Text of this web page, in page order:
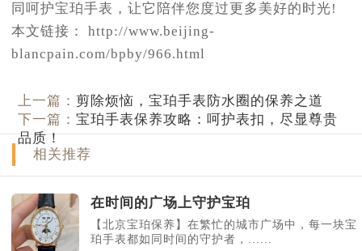
同呵护宝珀手表，让它陪伴您度过更多美好的时光!
本文链接： http://www.beijing-
blancpain.com/bpby/966.html
上一篇： 剪除烦恼，宝珀手表防水圈的保养之道
下一篇：宝珀手表保养攻略：呵护表扣，尽显尊贵
品质！
相关推荐
在时间的广场上守护宝珀
【北京宝珀保养】在繁忙的城市广场中，每一块宝
珀手表都如同时间的守护者，......